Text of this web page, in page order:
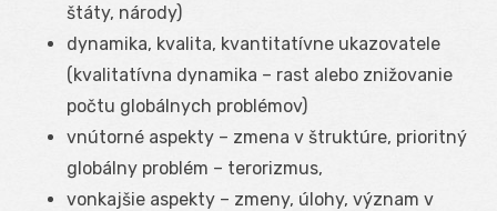
štáty, národy)
dynamika, kvalita, kvantitatívne ukazovatele
(kvalitatívna dynamika – rast alebo znižovanie
počtu globálnych problémov)
vnútorné aspekty – zmena v štruktúre, prioritný
globálny problém – terorizmus,
vonkajšie aspekty – zmeny, úlohy, význam v